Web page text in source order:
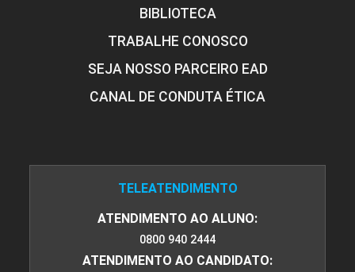
BIBLIOTECA
TRABALHE CONOSCO
SEJA NOSSO PARCEIRO EAD
CANAL DE CONDUTA ÉTICA
TELEATENDIMENTO
ATENDIMENTO AO ALUNO:
0800 940 2444
ATENDIMENTO AO CANDIDATO: